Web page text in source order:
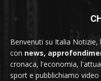
Benvenuti su Italia
con news,
cronaca, l'economia,
sport e pubblichiamo